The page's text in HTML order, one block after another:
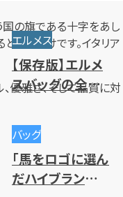
国の旗である十字をあし
いうわけです。イタリア
優雅さ、そして品質に対
代別の買取相場
や高価買取のコ
ツ
エルメス
【保存版】エルメ
スバッグの全種
廃盤モデル～レ
ディース・メンズ
まで一挙紹介
バッグ
「馬をロゴに選ん
だハイブランド」